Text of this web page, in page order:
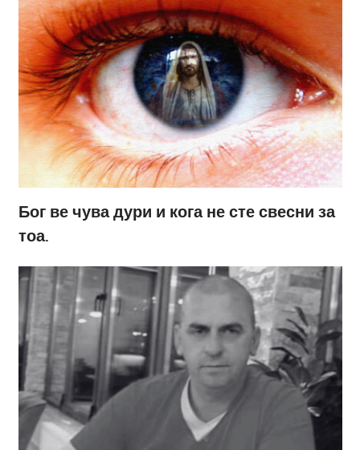
Бог ве чува дури и кога не сте свесни за
тоа.